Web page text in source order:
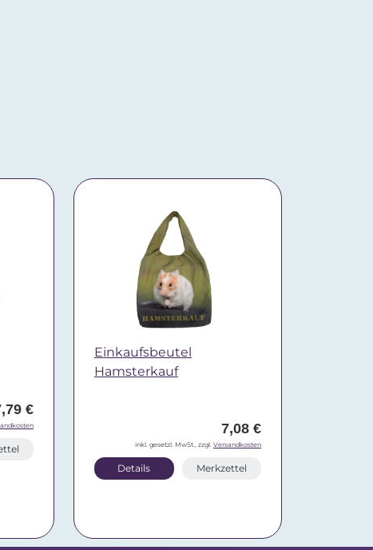
€
Einkaufsbeutel
Hamsterkauf
7,08 €
inkl. gesetzl. MwSt., zzgl. Versandkosten
Details Merkzettel